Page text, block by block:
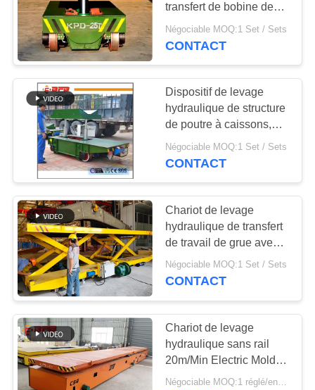
DEMANDEZ
UNE
CITATION
PLAN
SITE
PRIVACY
POLICY
Véhicule guidé
automatique d'AGV
146
Roues mécaniques
industrielles
Chariot motorisé à
transfert
84
transfert de bobine de
chariot de transfert de
cannelure de plate-
Négociable MOQ:1 Set / Sets
CONTACT
Dispositif de levage
hydraulique de structure
de poutre à caissons,
chariots matériels
industriels adaptés aux
Négociable MOQ:1 Set / Sets
CONTACT
Chariot de levage
hydraulique de transfert
de travail de grue avec
le grand Tableau Electric
Power
Négociable MOQ:1 Set / Sets
CONTACT
Chariot de levage
hydraulique sans rail
20m/Min Electric Mold
Transfer Cart de transfert
Négociable MOQ:1 réglé/ensembles